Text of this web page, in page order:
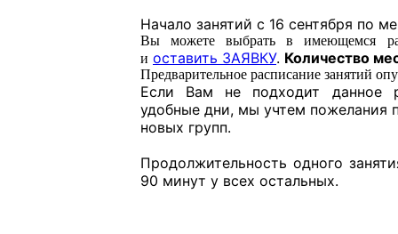
Начало занятий с 16 сентября по
Вы можете выбрать в имеющемся
и оставить ЗАЯВКУ. Количество
Предварительное расписание занятий
Если Вам не подходит данное
удобные дни, мы учтем пожелания
новых групп.
Продолжительность одного
90 минут у всех остальных.